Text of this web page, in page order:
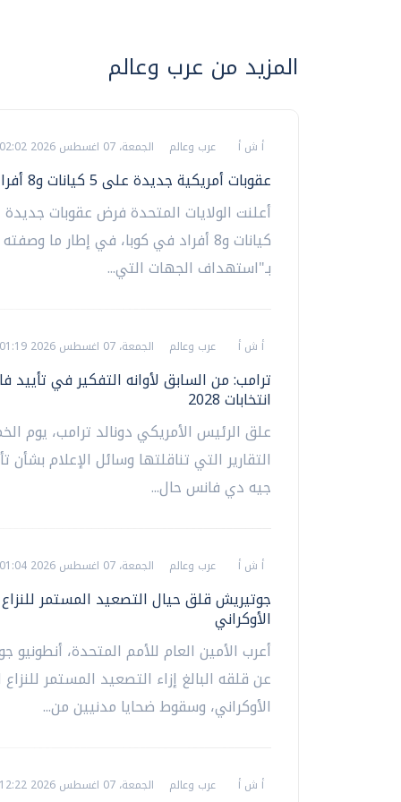
المزيد من عرب وعالم
أ ش أ عرب وعالم الجمعة، 07 اغسطس 2026 02:02 ص
عقوبات أمريكية جديدة على 5 كيانات و8 أفراد في كوبا
كيانات و8 أفراد في كوبا، في إطار ما وصفته
بـ"استهداف الجهات التي...
أ ش أ عرب وعالم الجمعة، 07 اغسطس 2026 01:19 ص
ترامب: من السابق لأوانه التفكير في
انتخابات 2028
علق الرئيس الأمريكي دونالد ترامب، يوم
التقارير التي تناقلتها وسائل الإعلام بشأن
جيه دي فانس حال...
أ ش أ عرب وعالم الجمعة، 07 اغسطس 2026 01:04 ص
جوتيريش قلق حيال التصعيد المستمر
الأوكراني
أعرب الأمين العام للأمم المتحدة، أنطونيو
عن قلقه البالغ إزاء التصعيد المستمر
الأوكراني، وسقوط ضحايا مدنيين من...
أ ش أ عرب وعالم الجمعة، 07 اغسطس 2026 12:22 ص